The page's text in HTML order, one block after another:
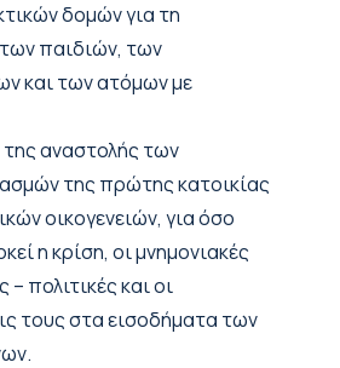
δομών για τη
παιδιών, των
και των ατόμων με
αναστολής των
της πρώτης κατοικίας
οικογενειών, για όσο
η κρίση, οι μνημονιακές
– πολιτικές και οι
τους στα εισοδήματα των